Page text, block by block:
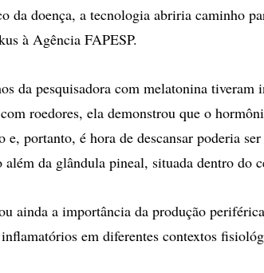
da doença, a tecnologia abriria caminho
à Agência FAPESP.
da pesquisadora com melatonina
roedores, ela demonstrou que o
e, portanto, é hora de descansar poderia
além da glândula pineal, situada dentro do
ainda a importância da produção
inflamatórios em diferentes contextos